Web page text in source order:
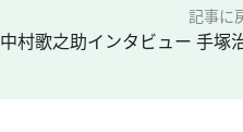
記事に
中村歌之助インタビュー 手塚